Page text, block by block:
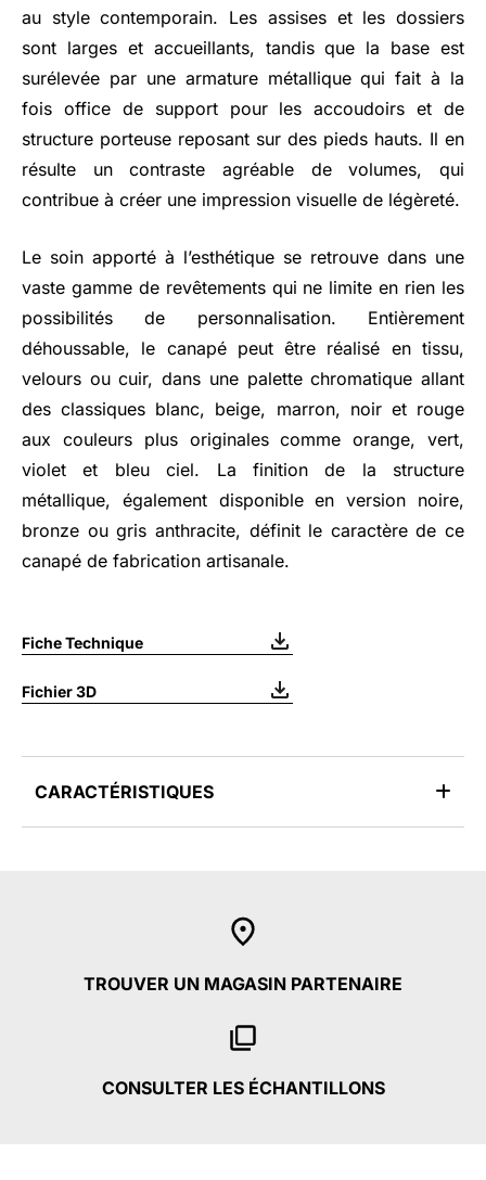
au style contemporain. Les assises et les dossiers
sont larges et accueillants, tandis que la base est
surélevée par une armature métallique qui fait à la
fois office de support pour les accoudoirs et de
structure porteuse reposant sur des pieds hauts. Il en
résulte un contraste agréable de volumes, qui
contribue à créer une impression visuelle de légèreté.
Le soin apporté à l’esthétique se retrouve dans une
vaste gamme de revêtements qui ne limite en rien les
possibilités de personnalisation. Entièrement
déhoussable, le canapé peut être réalisé en tissu,
velours ou cuir, dans une palette chromatique allant
des classiques blanc, beige, marron, noir et rouge
aux couleurs plus originales comme orange, vert,
violet et bleu ciel. La finition de la structure
métallique, également disponible en version noire,
bronze ou gris anthracite, définit le caractère de ce
canapé de fabrication artisanale.
Fiche Technique
Fichier 3D
CARACTÉRISTIQUES
TROUVER UN MAGASIN PARTENAIRE
CONSULTER LES ÉCHANTILLONS